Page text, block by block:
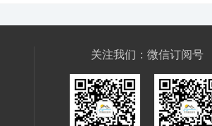
关注我们：微信订阅号